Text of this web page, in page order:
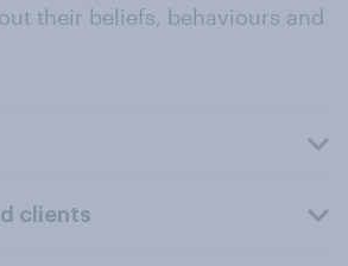
their beliefs, behaviours and
clients